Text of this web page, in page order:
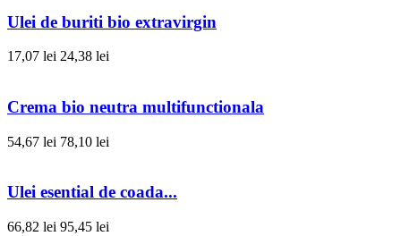
Ulei de buriti bio extravirgin
17,07 lei 24,38 lei
Crema bio neutra multifunctionala
54,67 lei 78,10 lei
Ulei esential de coada...
66,82 lei 95,45 lei